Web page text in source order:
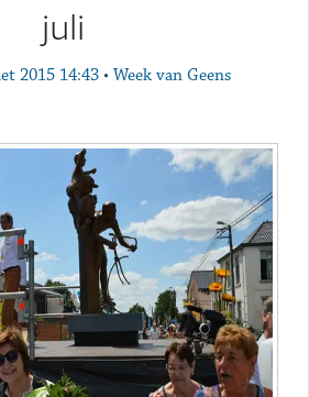
juli
2015 14:43 • Week van Geens